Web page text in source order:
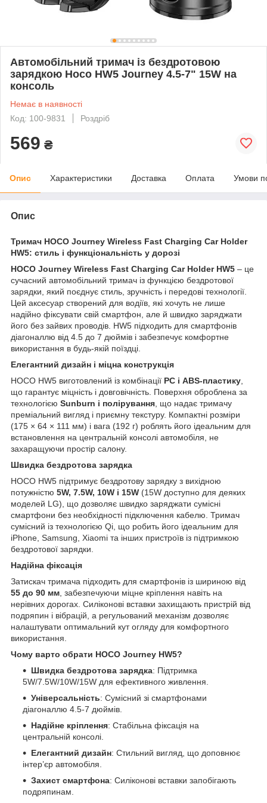
Автомобільний тримач із бездротовою
зарядкою Hoco HW5 Journey 4.5-7" 15W на
консоль
Немає в наявності
Код: 100-9831
Роздріб
569 ₴
Опис Характеристики Доставка Оплата Умови
Опис
Тримач HOCO Journey Wireless Fast Charging Car Holder
HW5: стиль і функціональність у дорозі
HOCO Journey Wireless Fast Charging Car Holder HW5 – це
сучасний автомобільний тримач із функцією бездротової
зарядки, який поєднує стиль, зручність і передові технології.
Цей аксесуар створений для водіїв, які хочуть не лише
надійно фіксувати свій смартфон, але й швидко заряджати
його без зайвих проводів. HW5 підходить для смартфонів
діагоналлю від 4.5 до 7 дюймів і забезпечує комфортне
використання в будь-якій поїздці.
Елегантний дизайн і міцна конструкція
HOCO HW5 виготовлений із комбінації PC і ABS-пластику
що гарантує міцність і довговічність. Поверхня оброблена за
технологією Sunburn і полірування , що надає тримачу
преміальний вигляд і приємну текстуру. Компактні розміри
(175 × 64 × 111 мм) і вага (192 г) роблять його ідеальним для
встановлення на центральній консолі автомобіля, не
захаращуючи простір салону.
Швидка бездротова зарядка
HOCO HW5 підтримує бездротову зарядку з вихідною
потужністю 5W, 7.5W, 10W і 15W (15W доступно для деяких
моделей LG), що дозволяє швидко заряджати сумісні
смартфони без необхідності підключення кабелю. Тримач
сумісний із технологією Qi, що робить його ідеальним для
iPhone, Samsung, Xiaomi та інших пристроїв із підтримкою
бездротової зарядки.
Надійна фіксація
Затискач тримача підходить для смартфонів із шириною від
55 до 90 мм , забезпечуючи міцне кріплення навіть на
нерівних дорогах. Силіконові вставки захищають пристрій від
подряпин і вібрацій, а регульований механізм дозволяє
налаштувати оптимальний кут огляду для комфортного
використання.
Чому варто обрати HOCO Journey HW5?
Швидка бездротова зарядка: Підтримка
5W/7.5W/10W/15W для ефективного живлення.
Універсальність: Сумісний зі смартфонами
діагоналлю 4.5-7 дюймів.
Надійне кріплення: Стабільна фіксація на
центральній консолі.
Елегантний дизайн: Стильний вигляд, що доповнює
інтер’єр автомобіля.
Захист смартфона: Силіконові вставки запобігають
подряпинам.